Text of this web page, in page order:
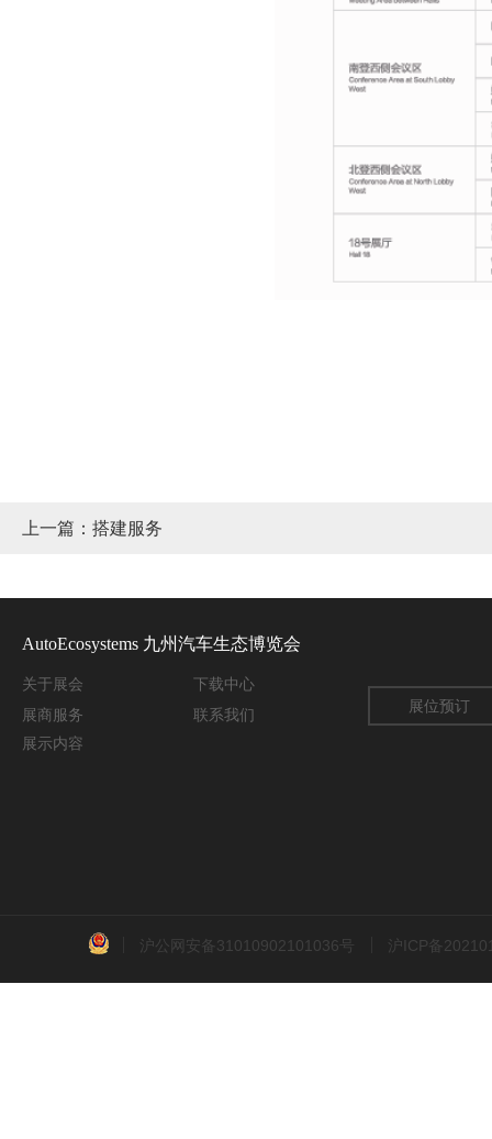
上一篇：搭建服务
AutoEcosystems 九州汽车生态博览会
关于 展会
下载中心
展商服务
联系我们
展示内容
展位预订
沪公网安备31010902101036号 沪ICP备